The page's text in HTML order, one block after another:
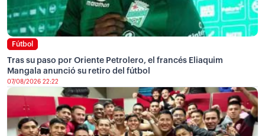
Fútbol
Tras su paso por Oriente Petrolero, el francés Eliaquim
Mangala anunció su retiro del fútbol
07/08/2026 22:22